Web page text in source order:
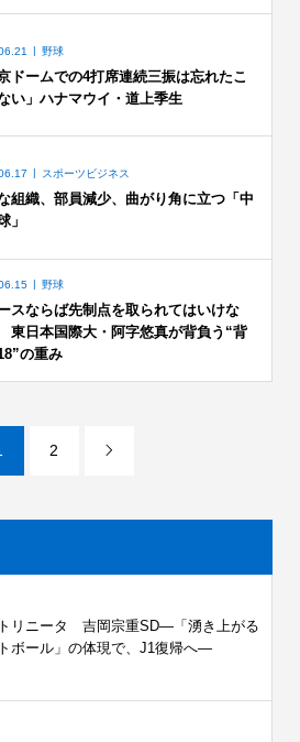
野球
京ドームでの4打席連続三振は忘れたこ
い」ハナマウイ・道上季生
スポーツビジネス
組織、部員減少、曲がり角に立つ「中
」
野球
ースならば先制点を取られてはいけな
日本国際大・阿字悠真が背負う“背
の重み
2 
リニータ 吉岡宗重SD―「湧き上がる
ボール」の体現で、J1復帰へ―